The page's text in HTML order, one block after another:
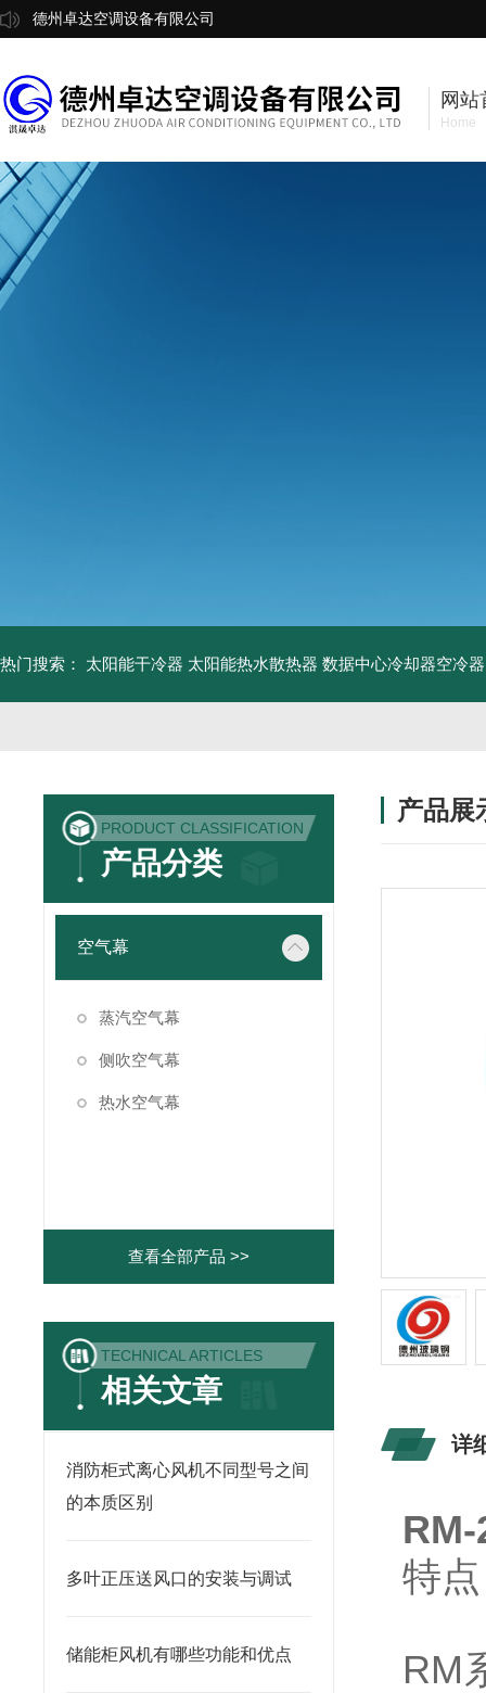
德州卓达空调设备有限公司
网站
Home
热门搜索： 太阳能干冷器 太阳能热水散热器 数据中心冷却器空冷器
PRODUCT CLASSIFICATION
产品分类
空气幕
蒸汽空气幕
侧吹空气幕
热水空气幕
查看全部产品 >>
TECHNICAL ARTICLES
相关文章
消防柜式离心风机不同型号之间
的本质区别
多叶正压送风口的安装与调试
储能柜风机有哪些功能和优点
产品展
详
特
RM